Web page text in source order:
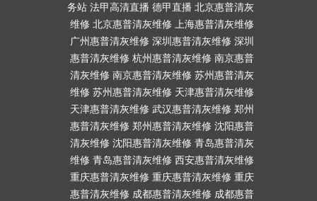
务站 法甲高清直播 德甲直播 北京惠普清灰
维修 北京惠普清灰维修 上海惠普清灰维修
广州惠普清灰维修 深圳惠普清灰维修 深圳
惠普清灰维修 杭州惠普清灰维修 南京惠普
清灰维修 南京惠普清灰维修 苏州惠普清灰
维修 苏州惠普清灰维修 天津惠普清灰维修
天津惠普清灰维修 武汉惠普清灰维修 郑州
惠普清灰维修 郑州惠普清灰维修 沈阳惠普
清灰维修 沈阳惠普清灰维修 青岛惠普清灰
维修 青岛惠普清灰维修 西安惠普清灰维修
重庆惠普清灰维修 重庆惠普清灰维修 重庆
惠普清灰维修 成都惠普清灰维修 成都惠普